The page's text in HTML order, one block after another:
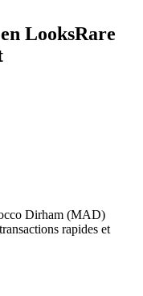
LooksRare
Dirham (MAD)
rapides et